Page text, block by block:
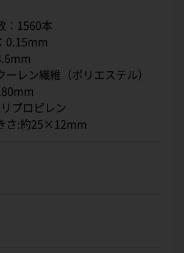
：1560本
0.15mm
ーレン繊維（ポリエステル）
プロピレン
さ:約25×12mm